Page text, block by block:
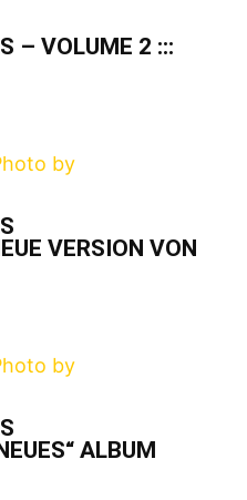
– VOLUME 2 :::
VERSION VON
ALBUM